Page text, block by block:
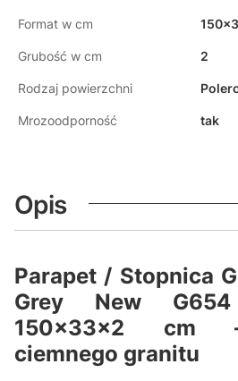
Format w cm
Grubość w cm 2
Rodzaj powierzchni
Mrozoodporność tak
Opis
Parapet / Stopnica
Grey New G654
150x33x2 cm
ciemnego granitu